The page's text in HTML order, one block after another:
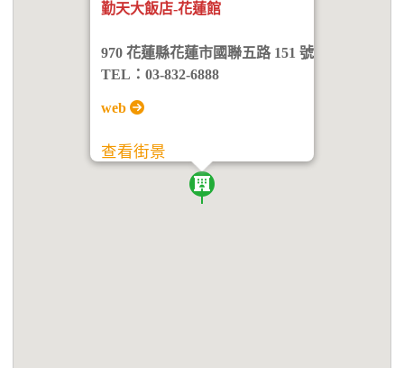
勤天大飯店-花蓮館
970 花蓮縣花蓮市國聯五路 151 號
TEL：03-832-6888
web
查看街景